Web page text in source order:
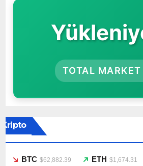
TOTAL MARKET
Kripto
BTC $62,882.39 ETH $1,674.31